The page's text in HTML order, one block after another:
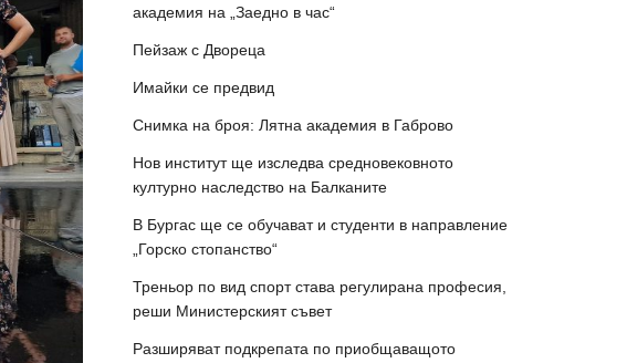
академия на „Заедно в час“
Пейзаж с Двореца
Имайки се предвид
Снимка на броя: Лятна академия в Габрово
Нов институт ще изследва средновековното
културно наследство на Балканите
В Бургас ще се обучават и студенти в направление
„Горско стопанство“
Треньор по вид спорт става регулирана професия,
реши Министерският съвет
Разширяват подкрепата по приобщаващото